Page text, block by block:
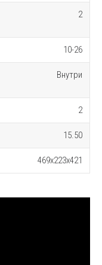
2
10-26
Внутри
2
15.50
469х223х421